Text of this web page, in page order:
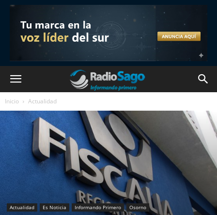
Inicio Actualidad
Actualidad Es Noticia Informando Primero Osorno